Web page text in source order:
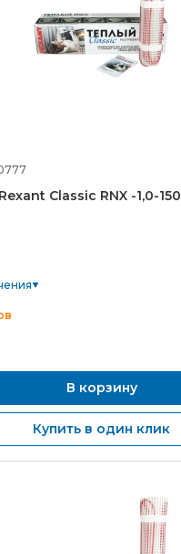
Classic RNX -1,0-150
В корзину
Купить в один клик